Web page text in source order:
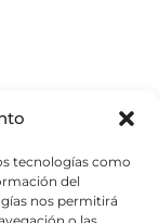
tecnologías como
del
nos permitirá